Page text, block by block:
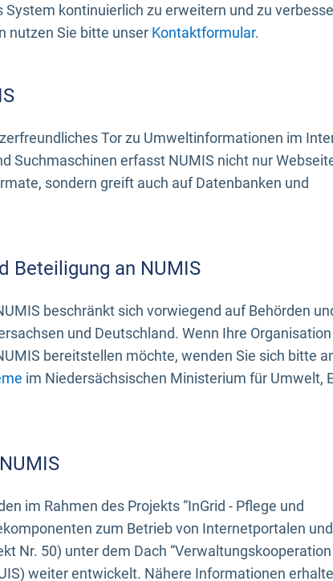
kontinuierlich zu erweitern und zu
nutzen Sie bitte unser Kontaktformular.
Tor zu Umweltinformationen im
Suchmaschinen erfasst NUMIS nicht nur
sondern greift auch auf Datenbanken und
Beteiligung an NUMIS
beschränkt sich vorwiegend auf Behörden
und Deutschland. Wenn Ihre
bereitstellen möchte, wenden Sie sich bitte
im Niedersächsischen Ministerium für Umwelt,
im Rahmen des Projekts “InGrid - Pflege und
zum Betrieb von Internetportalen und
Nr. 50) unter dem Dach “Verwaltungskooperation
weiter entwickelt. Nähere Informationen